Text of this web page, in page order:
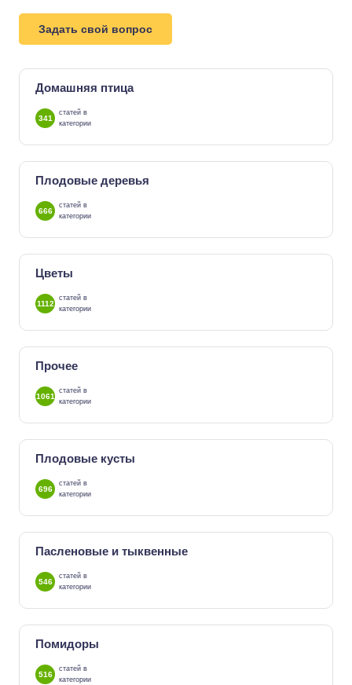
Задать свой вопрос
Домашняя птица
341
статей в
категории
Плодовые деревья
666
статей в
категории
Цветы
1112
статей в
категории
Прочее
1061
статей в
категории
Плодовые кусты
696
статей в
категории
Пасленовые и тыквенные
546
статей в
категории
Помидоры
516
статей в
категории